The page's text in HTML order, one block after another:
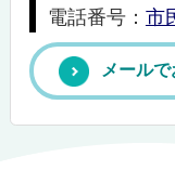
電話番号： 市
メール